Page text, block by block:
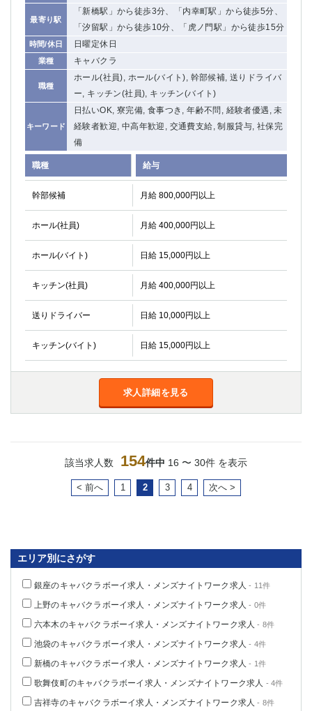
最寄り駅
「新橋駅」から徒歩3分、「内幸町駅」から徒歩5分、
「汐留駅」から徒歩10分、「虎ノ門駅」から徒歩15分
時間/休日 日曜定休日
業種 キャバクラ
職種
ホール(社員), ホール(バイト), 幹部候補, 送りドライバ
ー, キッチン(社員), キッチン(バイト)
キーワード
日払いOK, 寮完備, 食事つき, 年齢不問, 経験者優遇, 未
経験者歓迎, 中高年歓迎, 交通費支給, 制服貸与, 社保完
備
職種 給与
幹部候補 月給 800,000円以上
ホール(社員) 月給 400,000円以上
ホール(バイト) 日給 15,000円以上
キッチン(社員) 月給 400,000円以上
送りドライバー 日給 10,000円以上
キッチン(バイト) 日給 15,000円以上
求人詳細を見る
該当求人数 154件中 16 〜 30件 を表示
< 前へ 1 2 3 4 次へ >
エリア別にさがす
銀座のキャバクラボーイ求人・メンズナイトワーク求人 - 11件
上野のキャバクラボーイ求人・メンズナイトワーク求人 - 0件
六本木のキャバクラボーイ求人・メンズナイトワーク求人 - 8件
池袋のキャバクラボーイ求人・メンズナイトワーク求人 - 4件
新橋のキャバクラボーイ求人・メンズナイトワーク求人 - 1件
歌舞伎町のキャバクラボーイ求人・メンズナイトワーク求人 - 4件
吉祥寺のキャバクラボーイ求人・メンズナイトワーク求人 - 8件